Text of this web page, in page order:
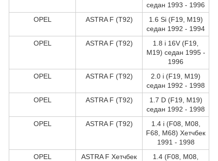
седан 1993 - 1996
OPEL
ASTRA F (T92)
1.6 Si (F19, M19)
седан 1992 - 1994
OPEL
ASTRA F (T92)
1.8 i 16V (F19,
M19) седан 1995 -
1996
OPEL
ASTRA F (T92)
2.0 i (F19, M19)
седан 1992 - 1998
OPEL
ASTRA F (T92)
1.7 D (F19, M19)
седан 1992 - 1998
OPEL
ASTRA F (T92)
1.4 i (F08, M08,
F68, M68) Хетчбек
1991 - 1998
OPEL
ASTRA F Хетчбек
1.4 (F08, M08,